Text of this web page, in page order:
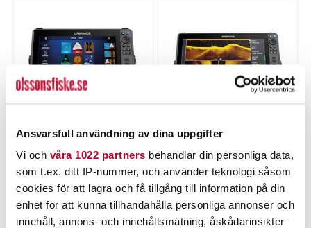
Ansvarsfull användning av dina uppgifter
Vi och våra 1022 partners behandlar din personliga data,
som t.ex. ditt IP-nummer, och använder teknologi såsom
cookies för att lagra och få tillgång till information på din
enhet för att kunna tillhandahålla personliga annonser och
innehåll, annons- och innehållsmätning, åskådarinsikter
Lowrance HDS PRO 12
exkl. givare.
Nuvarande pris:
28 995,00 krTidigare pris:
39 473,00 kr
28 995,00 kr
39 473,00 kr
Lowrance HDS PRO 16
exkl. givare.
Nuvarande pris:
45 595,00 kr Tidigare pris:
60 676,00 kr
45 595,00 kr
60 676,00 kr